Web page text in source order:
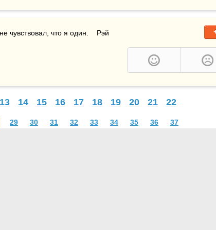
чувствовал, что я один.    Рэй
13 14 15 16 17 18 19 20 21 22
29 30 31 32 33 34 35 36 37